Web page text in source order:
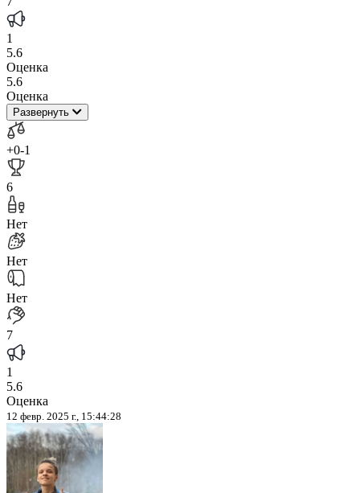
1
5.6
Оценка
5.6
Оценка
Развернуть
+0-1
6
Нет
Нет
Нет
7
1
5.6
Оценка
12 февр. 2025 г., 15:44:28